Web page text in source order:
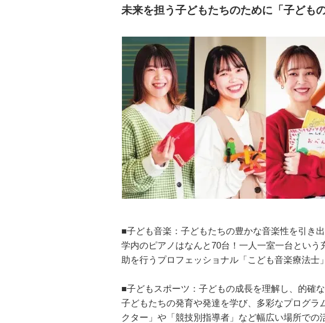
未来を担う子どもたちのために「子ども
■子ども音楽：子どもたちの豊かな音楽性を引き
学内のピアノはなんと70台！一人一室一台とい
助を行うプロフェッショナル「こども音楽療法士
■子どもスポーツ：子どもの成長を理解し、的確
子どもたちの発育や発達を学び、多彩なプログ
クター」や「競技別指導者」など幅広い場所での